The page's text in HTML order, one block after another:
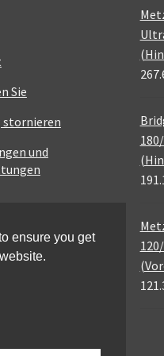
Sie
stornieren
und
ensure you get